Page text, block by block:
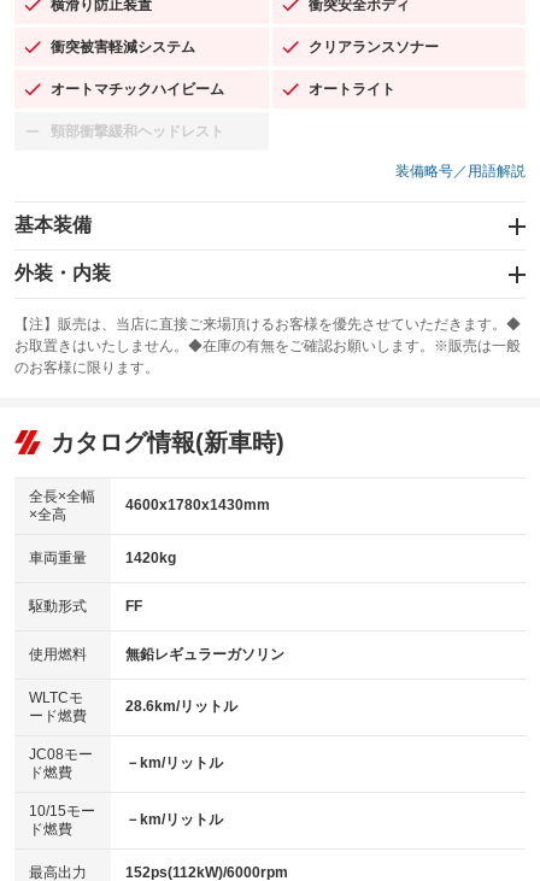
横滑り防止装置
：装備あり 衝突安全ボディ
：装備あり
衝突被害軽減システム
：装備あり クリアランスソナー
：装備あり
オートマチックハイビーム
：装備あり オートライト
：装備あり
頸部衝撃緩和ヘッドレスト
：装備なし
装備略号／用語解説
基本装備
エアバッグ：運転席/助手席/サイド
：装備あり
：装備なし
サンルーフ
：装備なし ABS
リフトアップ
：装備なし
：装備なし
パワーウィンドウ
アイドリングストップ
：装備あり
USB入力端子
：装備あり
100V電源
：装備あり
センターデフロック
：装備なし
電動格納ミラー
：装備あり
外装・内装
カーナビ
：装備なし
TV：フルセグ
：装備あり
ビジュアル
：装備なし
：装備あり
革シート
キーレス
HID(キセノンライト)
：装備なし
バックカメラ
：装備あり
エアロ
：装備なし
：装備なし
パワーシート
ベンチシート
：装備なし
チップアップシート
：装備なし
【注】販売は、当店に直接ご来場頂けるお客様を優先させていただきます。◆
お取置きはいたしません。◆在庫の有無をご確認お願いします。※販売は一般
のお客様に限ります。
カタログ情報(新車時)
全長×全幅
×全高
4600x1780x1430mm
車両重量 1420kg
駆動形式 FF
使用燃料 無鉛レギュラーガソリン
WLTCモ
ード燃費
28.6km/リットル
JC08モー
ド燃費
－km/リットル
10/15モー
ド燃費
－km/リットル
最高出力 152ps(112kW)/6000rpm